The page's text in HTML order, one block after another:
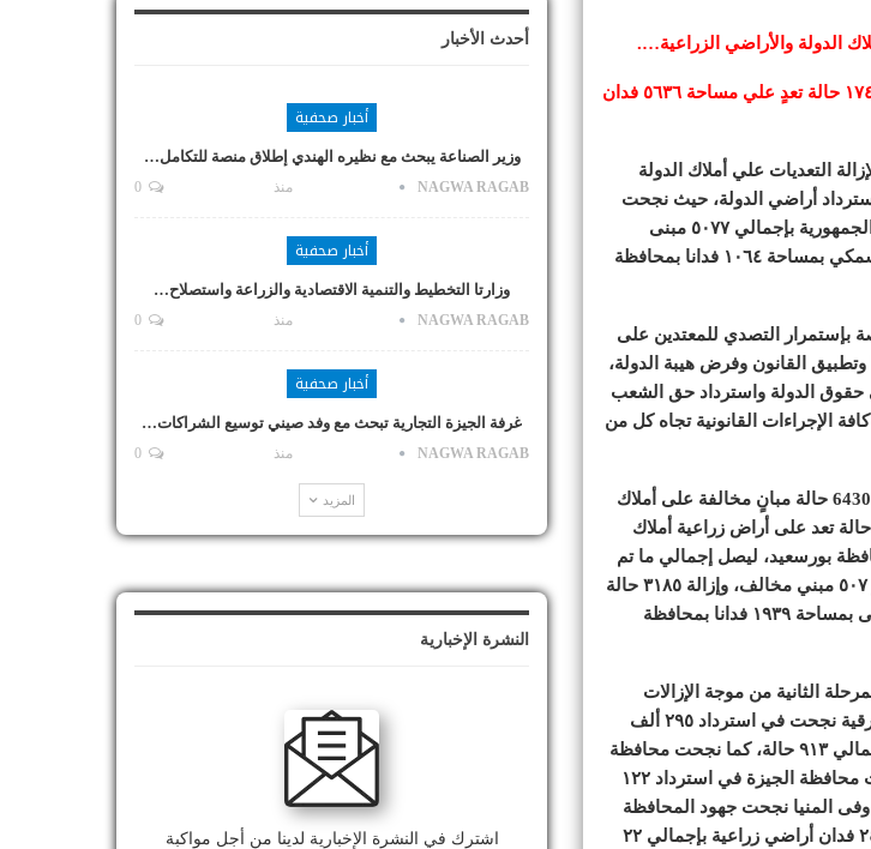
اللواء هشام آمنة: استرداد ١.٢ مليون متر مربع بإجمالي ٥٠٧٧ مبني مخالف وإزالة ١٧٤٠ حالة تعدٍ علي مساحة ٥٦٣٦ فدان
اللواء هشام آمنة وزير التنمية المحلة، انتهاء المرحلة الثانية من الموجة الــ ٢١ لإزالة التعديات علي أملاك الدولة
تحت إشراف اللجنة العليا لاسترداد أراضي الدولة، حيث نجحت
الدولة “على مدار تلك المرحلة ” في استرداد ١.٢ مليون متر مربع بجميع محافظات الجمهورية بإجمالي ٥٠٧٧ مبنى
مخالف، وإزالة ١٧٤٠حالة تعد على مساحة ٥٦٣٦ فدانا، وإزالة ١٤٠ مخالفة استزراع سمكي بمساحة ١٠٦٤ فدانا بمحافظة
بإستمرار التصدي للمعتدين على
وتطبيق القانون وفرض هيبة الدولة،
حقوق الدولة واسترداد حق الشعب
الإجراءات القانونية تجاه كل من
وأوضح وزير التنمية المحلية أن إجمالي ما تم تنفيذه خلال المرحلة الأولى بلغ حوالى 6430 حالة مبانٍ مخالفة على أملاك
الدولة على مساحة 1٫6 مليون متر مربع فى جميع المحافظات، كما تمت إزالة 1445 حالة تعد على أراض زراعية أملاك
و154 مخالفة استزراع سمكى بمساحة 875 فدانا بمحافظة بورسعيد، ليصل إجمالي ما تم
استرداده خلال المرحلتين الأولى والثانية إلي ٢.٨ مليون متر مربع بإجمالي ١١ ألف و ٥٠٧ مبني مخالف، وإزالة ٣١٨٥ حالة
تعد علي الأراضي الزراعية بمساحة ١٠ الاف و ٣٧ فدان، و٢٩٤ مخالفة استزراع سمكى بمساحة ١٩٣٩ فدانا بمحافظة
الثانية من موجة الإزالات
الـ٢١، حيث أشار تقرير غرفة العمليات وإدارة الأزمات بالوزارة، إلى أن محافظة الشرقية نجحت في استرداد ٢٩٥ ألف
متر مربع بإجمالي ١٤٩٩ حالة مباني مخالفة، واسترداد ١٨٣٨ فدان أراضي زراعية بإجمالي ٩١٣ حالة، كما نجحت محافظة
البحيرة في إزالة ٦٦٦ حالة مباني مخالفة على مساحة ٢٠٨ ألف متر مربع، كما نجحت محافظة الجيزة في استرداد ١٢٢
مخالفة، و٤٨٦ فدان بإجمالي ٨ حالات تعدي، وفى المنيا نجحت جهود المحافظة
في إزالة ٢٧٧ حالة مباني مخالفة على ٣٥.٥ ألف متر من أملاك الدولة، واسترداد ٢٤٤٢ فدان أراضي زراعية بإجمالي ٢٢
أحدث الأخبار
أخبار صحفية
وزير الصناعة يبحث مع نظيره الهندي إطلاق منصة للتكامل…
NAGWA RAGAB منذ
أخبار صحفية
وزارتا التخطيط والتنمية الاقتصادية والزراعة واستصلاح…
NAGWA RAGAB منذ
أخبار صحفية
غرفة الجيزة التجارية تبحث مع وفد صيني توسيع الشراكات…
NAGWA RAGAB منذ
المزيد
النشرة الإخبارية
اشترك في النشرة الإخبارية لدينا من أجل مواكبة